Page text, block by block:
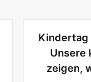
Kindertag
Unsere
zeigen,